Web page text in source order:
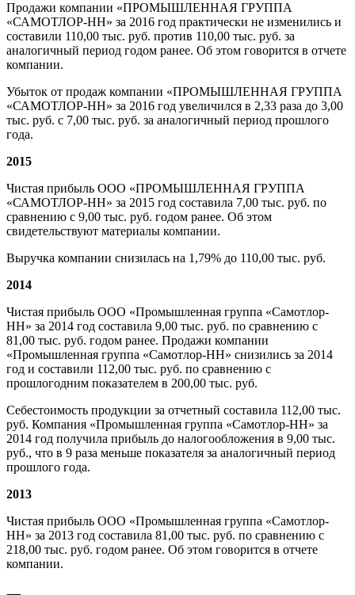
Продажи компании «ПРОМЫШЛЕННАЯ ГРУППА
«САМОТЛОР-НН» за 2016 год практически не изменились и
составили 110,00 тыс. руб. против 110,00 тыс. руб. за
аналогичный период годом ранее. Об этом говорится в отчете
компании.
Убыток от продаж компании «ПРОМЫШЛЕННАЯ ГРУППА
«САМОТЛОР-НН» за 2016 год увеличился в 2,33 раза до 3,00
тыс. руб. с 7,00 тыс. руб. за аналогичный период прошлого
года.
2015
Чистая прибыль ООО «ПРОМЫШЛЕННАЯ ГРУППА
«САМОТЛОР-НН» за 2015 год составила 7,00 тыс. руб. по
сравнению с 9,00 тыс. руб. годом ранее. Об этом
свидетельствуют материалы компании.
Выручка компании снизилась на 1,79% до 110,00 тыс. руб.
2014
Чистая прибыль ООО «Промышленная группа «Самотлор-
НН» за 2014 год составила 9,00 тыс. руб. по сравнению с
81,00 тыс. руб. годом ранее. Продажи компании
«Промышленная группа «Самотлор-НН» снизились за 2014
год и составили 112,00 тыс. руб. по сравнению с
прошлогодним показателем в 200,00 тыс. руб.
Cебестоимость продукции за отчетный составила 112,00 тыс.
руб. Компания «Промышленная группа «Самотлор-НН» за
2014 год получила прибыль до налогообложения в 9,00 тыс.
руб., что в 9 раза меньше показателя за аналогичный период
прошлого года.
2013
Чистая прибыль ООО «Промышленная группа «Самотлор-
НН» за 2013 год составила 81,00 тыс. руб. по сравнению с
218,00 тыс. руб. годом ранее. Об этом говорится в отчете
компании.